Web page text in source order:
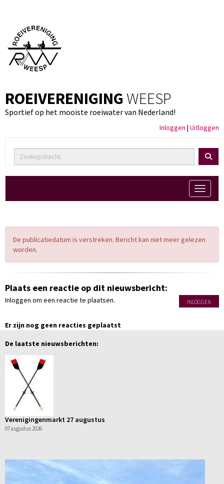
ROEIVERENIGING WEESP
Sportief op het mooiste roeiwater van Nederland!
Inloggen | Uitloggen
Toggle
De publicatiedatum is verstreken. Bericht kan niet meer gelezen
worden.
Plaats een reactie op dit nieuwsbericht:
Inloggen om een reactie te plaatsen. INLOGGEN
Er zijn nog geen reacties geplaatst
De laatste nieuwsberichten:
Verenigingenmarkt 27 augustus
07 augustus 2026